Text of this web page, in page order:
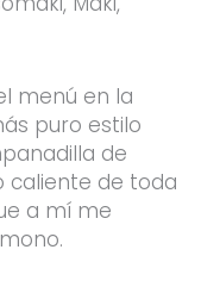
menú en la
puro estilo
de
caliente de toda
a mí me